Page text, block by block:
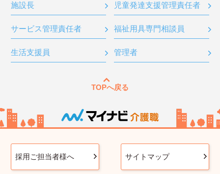
施設長 児童発達支援管理責任者
サービス管理責任者 福祉用具専門相談員
生活支援員 管理者
TOPへ戻る
採用ご担当者様へ サイトマップ